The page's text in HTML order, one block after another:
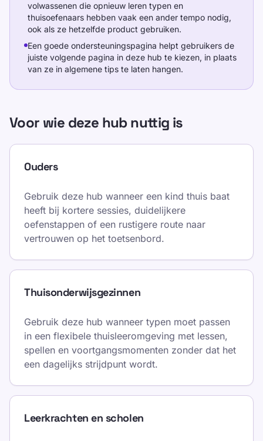
volwassenen die opnieuw leren typen en
thuisoefenaars hebben vaak een ander tempo nodig,
ook als ze hetzelfde product gebruiken.
Een goede ondersteuningspagina helpt gebruikers de
juiste volgende pagina in deze hub te kiezen, in plaats
van ze in algemene tips te laten hangen.
Voor wie deze hub nuttig is
Ouders
Gebruik deze hub wanneer een kind thuis baat
heeft bij kortere sessies, duidelijkere
oefenstappen of een rustigere route naar
vertrouwen op het toetsenbord.
Thuisonderwijsgezinnen
Gebruik deze hub wanneer typen moet passen
in een flexibele thuisleeromgeving met lessen,
spellen en voortgangsmomenten zonder dat het
een dagelijks strijdpunt wordt.
Leerkrachten en scholen